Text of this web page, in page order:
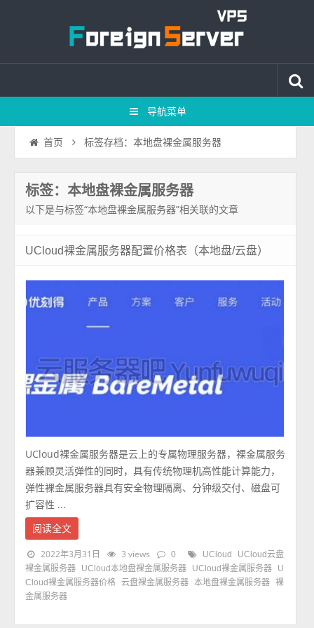
导航菜单
首页 标签存档：本地盘裸金属服务器
标签：本地盘裸金属服务器
以下是与标签“本地盘裸金属服务器”相关联的文章
UCloud裸金属服务器配置价格表（本地盘/云盘）
UCloud裸金属服务器是云上的专属物理服务器，裸金属服务
器兼顾灵活弹性的同时，具有传统物理机高性能计算能力，
弹性裸金属服务器具有安全物理隔离、分钟级交付、磁盘可
扩容性 ...
阅读全文
2022年3月31日 3 views 0 UCloud
UCloud云盘
裸金属服务器
UCloud本地盘裸金属服务器 UCloud裸金属服务器
U
Cloud裸金属服务器价格 云盘裸金属服务器 本地盘裸金属服务器 裸
金属服务器